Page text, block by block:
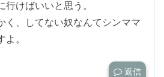
行けばいいと思う。
く、してない奴なんてシンママ
。
返信